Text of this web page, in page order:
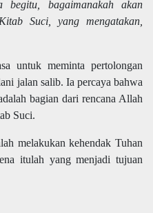
begitu, bagaimanakah akan
Suci, yang mengatakan,
untuk meminta pertolongan
jalan salib. Ia percaya bahwa
bagian dari rencana Allah
Suci.
melakukan kehendak Tuhan
itulah yang menjadi tujuan